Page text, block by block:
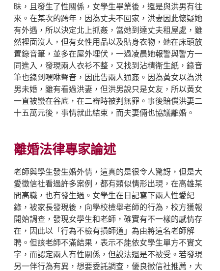
昧，且發生了性關係，女學生畢業後，還是與洪男有往
來。在某次的跨年，因為丈夫不回家，洪妻因此懷疑她
有外遇，所以決定北上抓姦，當她到達丈夫租屋處，雖
然裡面沒人，但有女性用品以及貼身衣物，她在床頭放
置錄音筆，並多在屋外埋伏，一過凌晨她報警與警方一
同進入，發現兩人衣衫不整，又找到沾精衛生紙，錄音
筆也錄到嘿咻聲音，因此告兩人通姦。因為黃女以為洪
男未婚，雖有看過洪妻，但洪男說只是女友，所以黃女
一直被蠻在谷底，在二審時被判無罪。事後賠償洪妻二
十五萬元後，事情就此結束，而夫妻倆也協議離婚。
離婚法律專家論述
老師與學生發生婚外情，這真的是很令人驚訝，但是大
愛徵信社看過許多案例，都有類似情形出現，在高雄某
間高職，也有發生過。女學生在日記寫下兩人性愛紀
錄，被家長發現後，向學校檢舉老師的行為，校方獲報
開始調查，發現女學生和老師，確實有不一樣的感情存
在，因此以「行為不檢有損師道」為由將這名老師解
聘。但該老師不滿結果，表示不能依女學生單方不實文
字，而認定兩人有性關係，但說法還是不被受。若發現
另一伴行為有異，想要委託調查，優良徵信社推薦，大